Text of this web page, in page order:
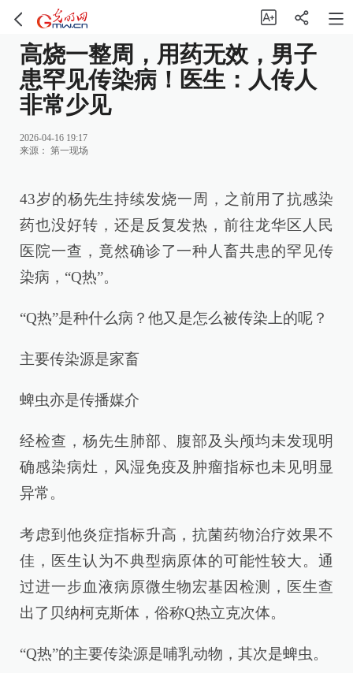
高烧一整周，用药无效，男子
患罕见传染病！医生：人传人
非常少见
2026-04-16 19:17
来源： 第一现场
43岁的杨先生持续发烧一周，之前用了抗感染
药也没好转，还是反复发热，前往龙华区人民
医院一查，竟然确诊了一种人畜共患的罕见传
染病，“Q热”。
“Q热”是种什么病？他又是怎么被传染上的呢？
主要传染源是家畜
蜱虫亦是传播媒介
经检查，杨先生肺部、腹部及头颅均未发现明
确感染病灶，风湿免疫及肿瘤指标也未见明显
异常。
考虑到他炎症指标升高，抗菌药物治疗效果不
佳，医生认为不典型病原体的可能性较大。通
过进一步血液病原微生物宏基因检测，医生查
出了贝纳柯克斯体，俗称Q热立克次体。
“Q热”的主要传染源是哺乳动物，其次是蜱虫。